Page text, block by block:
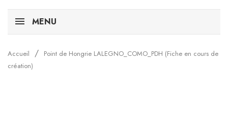
MENU
Accueil
Point de Hongrie LALEGNO_COMO_PDH (Fiche en cours de
création)